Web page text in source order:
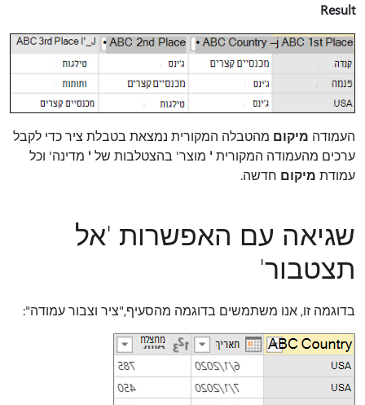
Result
העמודה מיקום מהטבלה המקורית נמצאת בטבלת ציר כדי לקבל
ערכים מהעמודה המקורית ' מוצר' בהצטלבות של ' מדינה' וכל
עמודת מיקום חדשה.
שגיאה עם האפשרות 'אל
תצטבור'
בדוגמה זו, אנו משתמשים בדוגמה מהסעיף,"ציר וצבור עמודה":